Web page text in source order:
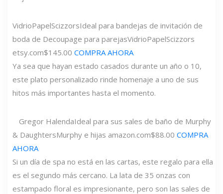
VidrioPapelScizzorsIdeal para bandejas de invitación de
boda de Decoupage para parejasVidrioPapelScizzors
etsy.com$145.00 COMPRA AHORA
Ya sea que hayan estado casados ​​durante un año o 10,
este plato personalizado rinde homenaje a uno de sus
hitos más importantes hasta el momento.
Gregor HalendaIdeal para sus sales de baño de Murphy
& DaughtersMurphy e hijas amazon.com$88.00 COMPRA
AHORA
Si un día de spa no está en las cartas, este regalo para ella
es el segundo más cercano. La lata de 35 onzas con
estampado floral es impresionante, pero son las sales de